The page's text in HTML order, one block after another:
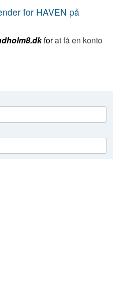
for HAVEN på
forat få en konto